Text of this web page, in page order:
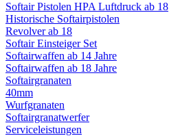
Softair Pistolen HPA Luftdruck ab 18
Historische Softairpistolen
Revolver ab 18
Softair Einsteiger Set
Softairwaffen ab 14 Jahre
Softairwaffen ab 18 Jahre
Softairgranaten
40mm
Wurfgranaten
Softairgranatwerfer
Serviceleistungen